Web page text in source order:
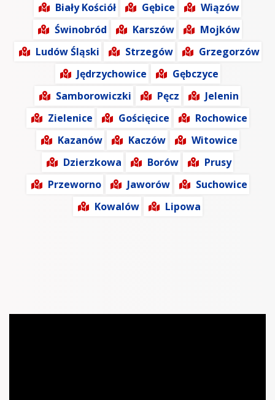
Biały Kościół
Gębice
Wiązów
Świnobród
Karszów
Mojków
Ludów Śląski
Strzegów
Grzegorzów
Jędrzychowice
Gębczyce
Samborowiczki
Pęcz
Jelenin
Zielenice
Gościęcice
Rochowice
Kazanów
Kaczów
Witowice
Dzierzkowa
Borów
Prusy
Przeworno
Jaworów
Suchowice
Kowalów
Lipowa